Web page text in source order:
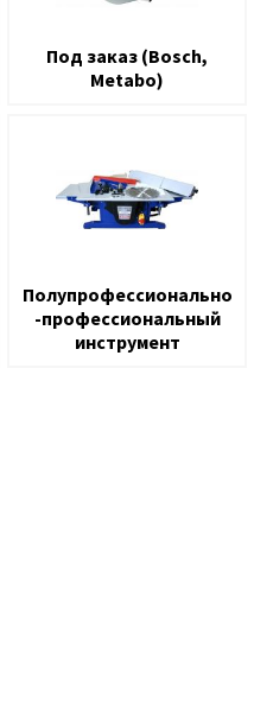
Под заказ (Bosch,
Metabo)
Полупрофессионально
-профессиональный
инструмент